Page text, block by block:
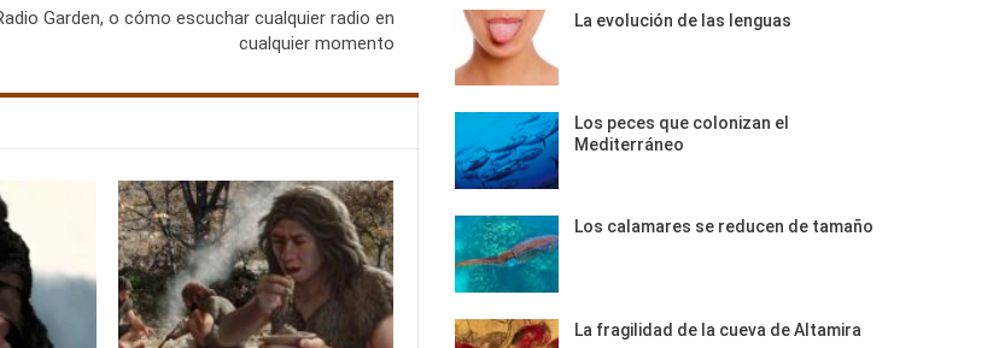
Garden, o cómo escuchar cualquier radio en
cualquier momento
La evolución de las lenguas
Los peces que colonizan el
Mediterráneo
Los calamares se reducen de tamaño
La fragilidad de la cueva de Altamira